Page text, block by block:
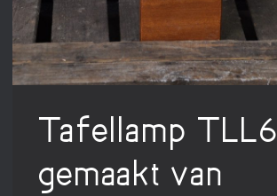
Tafellamp TLL6
gemaakt van